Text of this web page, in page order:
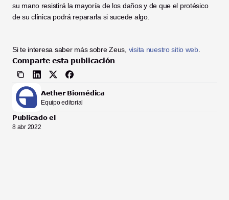
su mano resistirá la mayoría de los daños y de que el protésico
de su clínica podrá repararla si sucede algo.
Si te interesa saber más sobre Zeus, visita nuestro sitio web.
Comparte esta publicación
Aether Biomédica
Equipo editorial
Publicado el
8 abr 2022